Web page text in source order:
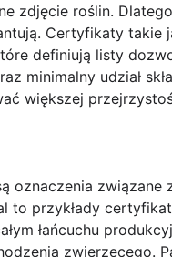
zdjęcie roślin.
Certyfikaty takie
definiują listy
minimalny udział
większej
oznaczenia związane
to przykłady
łańcuchu
zwierzęcego.